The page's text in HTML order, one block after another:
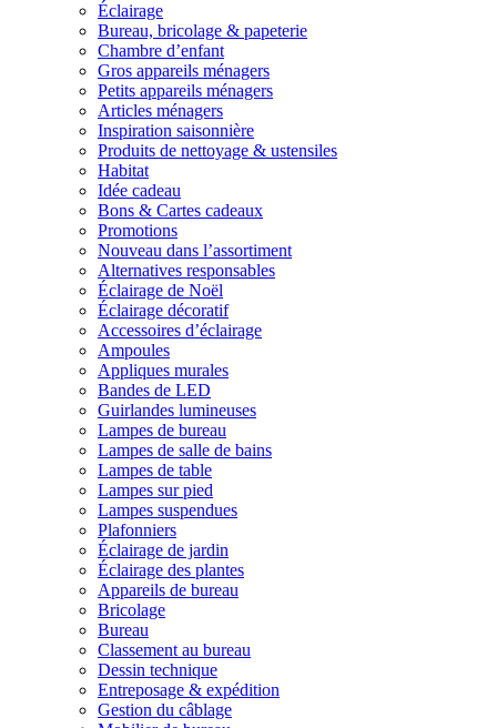
Éclairage
Bureau, bricolage & papeterie
Chambre d’enfant
Gros appareils ménagers
Petits appareils ménagers
Articles ménagers
Inspiration saisonnière
Produits de nettoyage & ustensiles
Habitat
Idée cadeau
Bons & Cartes cadeaux
Promotions
Nouveau dans l’assortiment
Alternatives responsables
Éclairage de Noël
Éclairage décoratif
Accessoires d’éclairage
Ampoules
Appliques murales
Bandes de LED
Guirlandes lumineuses
Lampes de bureau
Lampes de salle de bains
Lampes de table
Lampes sur pied
Lampes suspendues
Plafonniers
Éclairage de jardin
Éclairage des plantes
Appareils de bureau
Bricolage
Bureau
Classement au bureau
Dessin technique
Entreposage & expédition
Gestion du câblage